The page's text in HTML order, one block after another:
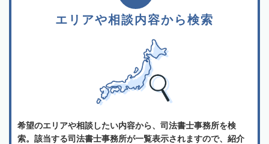
エリアや相談内容から検索
希望のエリアや相談したい内容から、司法書士事務所を検
索。該当する司法書士事務所が一覧表示されますので、紹介